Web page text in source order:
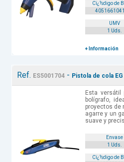
Cï¿½digo de
UMV
1 Uds.
+ Información
Ref. ES5001704 - Pistola de cola
Esta
bolígrafo,
proyectos de
agarre y un
suave y
Envase
1 Uds.
Cï¿½digo de